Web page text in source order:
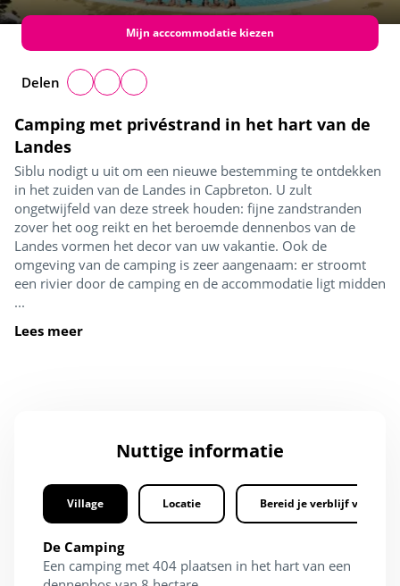
Camping met privéstrand in het hart van de
Landes
Siblu nodigt u uit om een nieuwe bestemming te ontdekken
in het zuiden van de Landes in Capbreton. U zult
ongetwijfeld van deze streek houden: fijne zandstranden
zover het oog reikt en het beroemde dennenbos van de
Landes vormen het decor van uw vakantie. Ook de
omgeving van de camping is zeer aangenaam: er stroomt
een rivier door de camping en de accommodatie ligt midden
...
Lees meer
Mijn acccommodatie kiezen
Delen
Nuttige informatie
Village Locatie Bereid je verblijf voor
De Camping
Een camping met 404 plaatsen in het hart van een